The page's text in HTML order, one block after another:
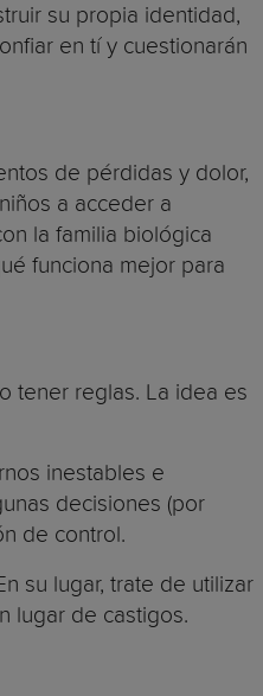
su propia identidad,
en tí y cuestionarán
de pérdidas y dolor,
a acceder a
la familia biológica
funciona mejor para
tener reglas. La idea es
inestables e
decisiones (por
de control.
su lugar, trate de utilizar
lugar de castigos.